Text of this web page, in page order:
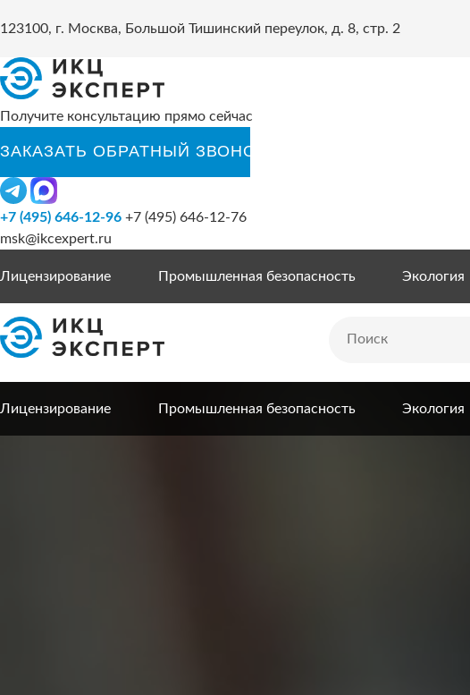
123100, г. Москва, Большой Тишинский переулок, д. 8, стр. 2
Получите консультацию прямо сейчас
+7 (495) 646-12-96 +7 (495) 646-12-76
msk@ikcexpert.ru
Лицензирование Промышленная безопасность Экология
Лицензирование Промышленная безопасность Экология